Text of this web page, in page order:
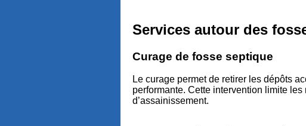
Services autour des
Curage de fosse septique
Le curage permet de retirer les dépôts
performante. Cette intervention limite
d’assainissement.